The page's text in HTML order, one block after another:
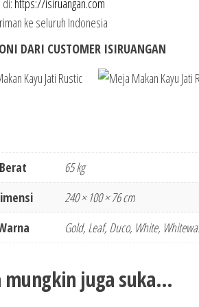
https://isiruangan.com
ke seluruh Indonesia
DARI CUSTOMER ISIRUANGAN
Berat
65 kg
240 × 100 × 76 cm
Gold, Leaf, Duco, White,
mungkin juga suka…